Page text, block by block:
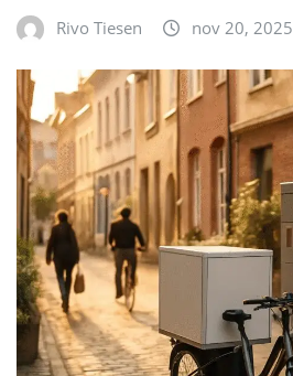
Rivo Tiesen nov 20, 2025